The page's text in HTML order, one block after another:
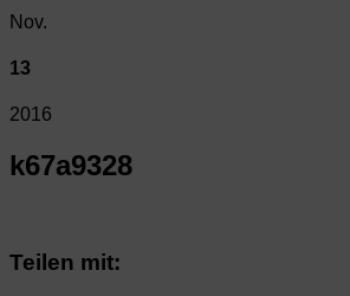
Nov.
13
2016
k67a9328
Teilen mit: